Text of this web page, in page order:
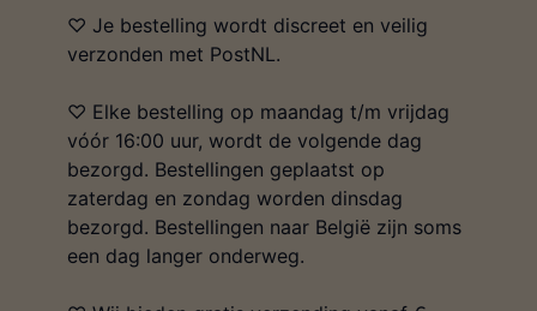
♡ Je bestelling wordt discreet en veilig
verzonden met PostNL.
♡ Elke bestelling op maandag t/m vrijdag
vóór 16:00 uur, wordt de volgende dag
bezorgd. Bestellingen geplaatst op
zaterdag en zondag worden dinsdag
bezorgd. Bestellingen naar België zijn soms
een dag langer onderweg.